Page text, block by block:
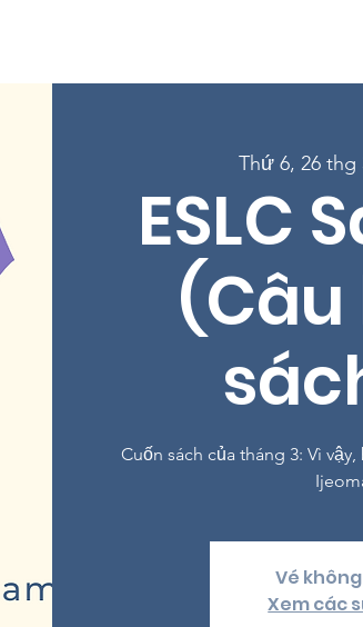
Thứ 6, 26 thg
ESLC
(Câu
Cuốn sách của tháng 3: Vì
Vé
Xem các